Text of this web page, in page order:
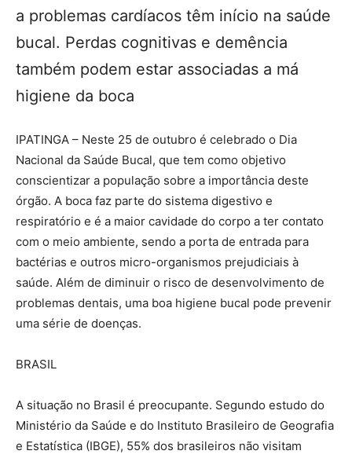
a problemas cardíacos têm início na saúde
bucal. Perdas cognitivas e demência
também podem estar associadas a má
higiene da boca
IPATINGA – Neste 25 de outubro é celebrado o Dia
Nacional da Saúde Bucal, que tem como objetivo
conscientizar a população sobre a importância deste
órgão. A boca faz parte do sistema digestivo e
respiratório e é a maior cavidade do corpo a ter contato
com o meio ambiente, sendo a porta de entrada para
bactérias e outros micro-organismos prejudiciais à
saúde. Além de diminuir o risco de desenvolvimento de
problemas dentais, uma boa higiene bucal pode prevenir
uma série de doenças.
BRASIL
A situação no Brasil é preocupante. Segundo estudo do
Ministério da Saúde e do Instituto Brasileiro de Geografia
e Estatística (IBGE), 55% dos brasileiros não visitam